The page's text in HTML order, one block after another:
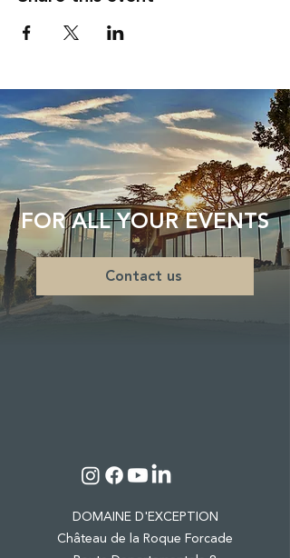
FOR ALL YOUR EVENTS
Contact us
DOMAINE D'EXCEPTION
Château de la Roque Forcade